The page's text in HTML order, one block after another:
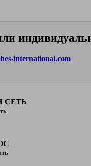
international.com
СЕТЬ